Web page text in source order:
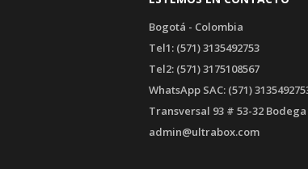
Bogotá - Colombia
Tel1: (571) 3135492753
Tel2: (571) 3175108567
WhatsApp SAC: (571)
Transversal 93 # 53-32 Bodega
admin@ultrabox.com